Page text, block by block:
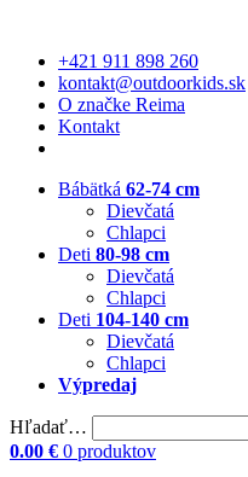
+421 911 898 260
kontakt@outdoorkids.sk
O značke Reima
Kontakt
Bábätká 62-74 cm
Dievčatá
Chlapci
Deti 80-98 cm
Dievčatá
Chlapci
Deti 104-140 cm
Dievčatá
Chlapci
Výpredaj
Hľadať…
0.00 € 0 produktov